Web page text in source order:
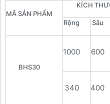
MÃ SẢN PHẨM
KÍCH
Rộng Sâu
BHS30
1000 600
340 400